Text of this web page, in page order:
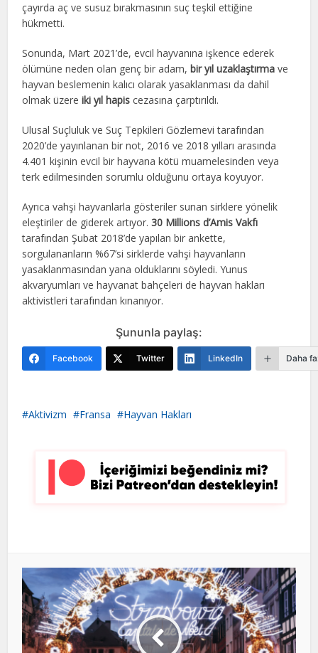
çayırda aç ve susuz bırakmasının suç teşkil ettiğine
hükmetti.
Sonunda, Mart 2021’de, evcil hayvanına işkence ederek
ölümüne neden olan genç bir adam, bir yıl uzaklaştırma ve
hayvan beslemenin kalıcı olarak yasaklanması da dahil
olmak üzereiki yıl hapis cezasına çarptırıldı.
Ulusal Suçluluk ve Suç Tepkileri Gözlemevi tarafından
2020’de yayınlanan bir not, 2016 ve 2018 yılları arasında
4.401 kişinin evcil bir hayvana kötü muamelesinden veya
terk edilmesinden sorumlu olduğunu ortaya koyuyor.
Ayrıca vahşi hayvanlarla gösteriler sunan sirklere yönelik
eleştiriler de giderek artıyor.30 Millions d’Amis Vakfı
tarafından Şubat 2018’de yapılan bir ankette,
sorgulananların %67’si sirklerde vahşi hayvanların
yasaklanmasından yana olduklarını söyledi. Yunus
akvaryumları ve hayvanat bahçeleri de hayvan hakları
aktivistleri tarafından kınanıyor.
Şununla paylaş:
Facebook Twitter LinkedIn Daha
Aktivizm Fransa Hayvan Hakları